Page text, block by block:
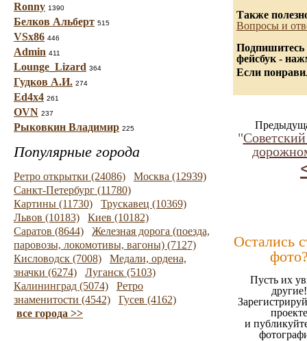
Ronny 1390
Белков Альберт 515
VSx86 446
Admin 411
Lounge_Lizard 364
Гудков А.И. 274
Ed4x4 261
OVN 237
Рыковкин Владимир 225
Популярные города
Ретро открытки (24086)
Москва (12939)
Санкт-Петербург (11780)
Картины (11730)
Трускавец (10369)
Львов (10183)
Киев (10182)
Саратов (8644)
Железная дорога (поезда,
паровозы, локомотивы, вагоны) (7127)
Кисловодск (7008)
Медали, ордена,
значки (6274)
Луганск (5103)
Калининград (5074)
Ретро
знаменитости (4542)
Гусев (4162)
все города >>
Также
Вопросы и
Подпишитесь
фейсбук -
Если
"
Остались
Пусть их
другие!
проекте
и